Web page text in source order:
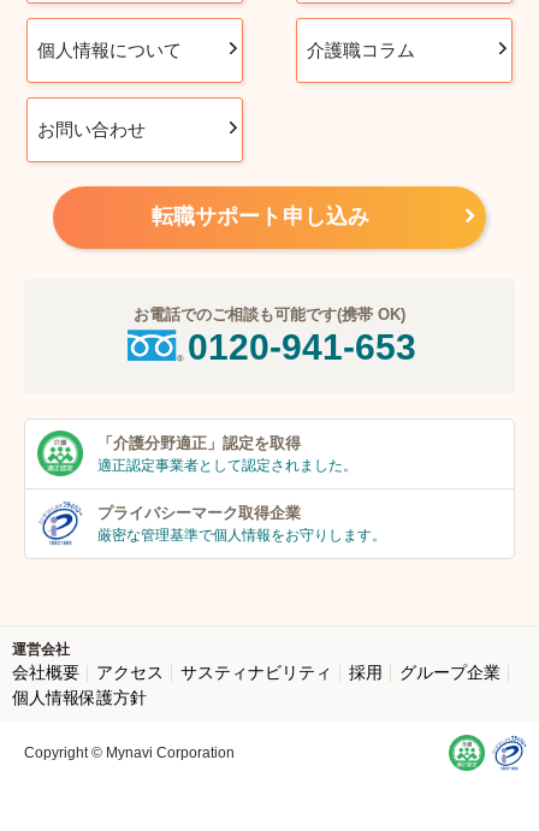
個人情報について 介護職コラム
お問い合わせ
転職サポート申し込み
お電話でのご相談も可能です(携帯 OK)
0120-941-653
「介護分野適正」 認定を取得
適正認定事業者として認定されました。
プライバシーマーク取得企業
厳密な管理基準で個人情報をお守りします。
運営会社
会社概要 アクセス サスティナビリティ 採用
グループ企業
個人情報保護方針
Copyright © Mynavi Corporation